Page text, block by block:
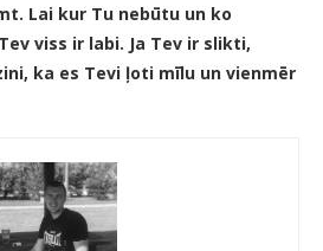
Lai kur Tu nebūtu un ko
viss ir labi. Ja Tev ir slikti,
ka es Tevi ļoti mīlu un vienmēr